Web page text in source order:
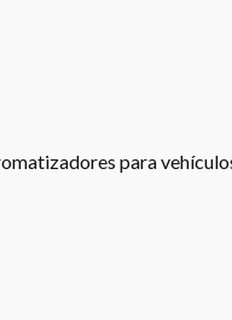
para